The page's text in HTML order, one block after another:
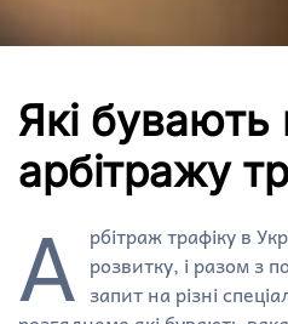
Які бувають
арбітражу
А рбітраж трафіку в
розвитку, і разом з
запит на різні